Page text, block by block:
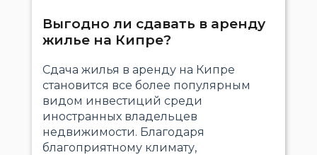
Выгодно ли сдавать в аренду
жилье на Кипре?
Сдача жилья в аренду на Кипре
становится все более популярным
видом инвестиций среди
иностранных владельцев
недвижимости. Благодаря
благоприятному климату,